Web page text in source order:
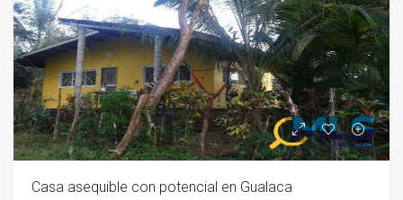
Casa asequible con potencial en Gualaca